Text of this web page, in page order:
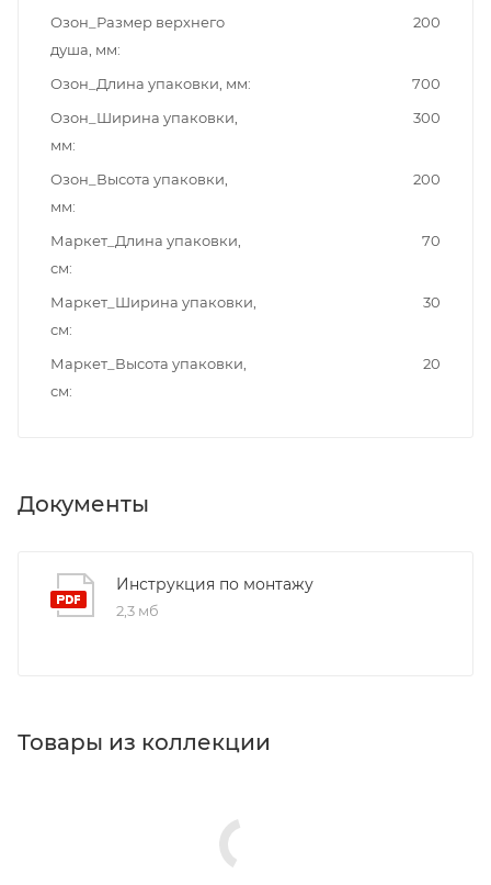
Озон_Размер верхнего
душа, мм
200
Озон_Длина упаковки, мм
700
Озон_Ширина упаковки,
мм
300
Озон_Высота упаковки,
мм
200
Маркет_Длина упаковки,
см
70
Маркет_Ширина упаковки,
см
30
Маркет_Высота упаковки,
см
20
Документы
Инструкция по монтажу
2,3 мб
Товары из коллекции
Ножки/каркасы для ванн